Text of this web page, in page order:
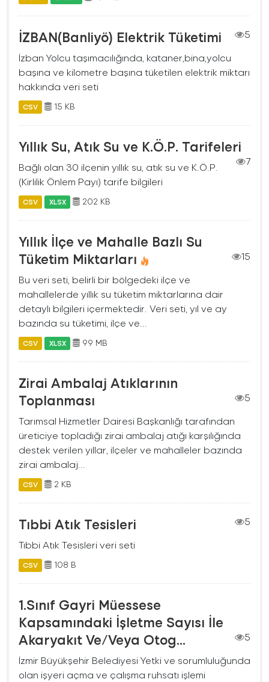
İZBAN(Banliyö) Elektrik Tüketimi
5
İzban Yolcu taşımacılığında, kataner,bina,yolcu
başına ve kilometre başına tüketilen elektrik miktarı
hakkında veri seti
CSV 15 KB
Yıllık Su, Atık Su ve K.Ö.P. Tarifeleri
7
Bağlı olan 30 ilçenin yıllık su, atık su ve K.Ö.P.
(Kirlilik Önlem Payı) tarife bilgileri
CSV XLSX 202 KB
Yıllık İlçe ve Mahalle Bazlı Su
Tüketim Miktarları
15
Bu veri seti, belirli bir bölgedeki ilçe ve
mahallelerde yıllık su tüketim miktarlarına dair
detaylı bilgileri içermektedir. Veri seti, yıl ve ay
bazında su tüketimi, ilçe ve...
CSV XLSX 99 MB
Zirai Ambalaj Atıklarının
Toplanması
5
Tarımsal Hizmetler Dairesi Başkanlığı tarafından
üreticiye topladığı zirai ambalaj atığı karşılığında
destek verilen yıllar, ilçeler ve mahalleler bazında
zirai ambalaj...
CSV 2 KB
Tıbbi Atık Tesisleri
5
Tıbbi Atık Tesisleri veri seti
CSV 108 B
1.Sınıf Gayri Müessese
Kapsamındaki İşletme Sayısı İle
Akaryakıt Ve/Veya Otog...
5
İzmir Büyükşehir Belediyesi Yetki ve sorumluluğunda
olan işyeri açma ve çalışma ruhsatı işlemi